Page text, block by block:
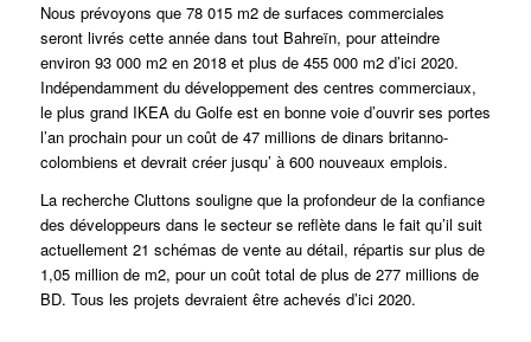
Nous prévoyons que 78 015 m2 de surfaces commerciales
seront livrés cette année dans tout Bahreïn, pour atteindre
environ 93 000 m2 en 2018 et plus de 455 000 m2 d’ici 2020.
Indépendamment du développement des centres commerciaux,
le plus grand IKEA du Golfe est en bonne voie d’ouvrir ses portes
l’an prochain pour un coût de 47 millions de dinars britanno-
colombiens et devrait créer jusqu’ à 600 nouveaux emplois.
La recherche Cluttons souligne que la profondeur de la confiance
des développeurs dans le secteur se reflète dans le fait qu’il suit
actuellement 21 schémas de vente au détail, répartis sur plus de
1,05 million de m2, pour un coût total de plus de 277 millions de
BD. Tous les projets devraient être achevés d’ici 2020.